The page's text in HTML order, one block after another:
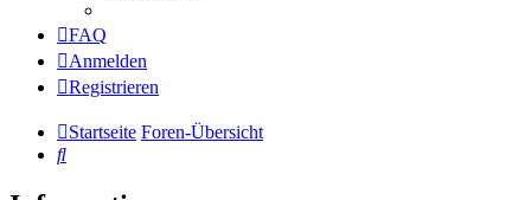
FAQ
Anmelden
Registrieren
Startseite Foren-Übersicht
Suche